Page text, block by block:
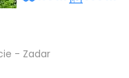
- Zadar